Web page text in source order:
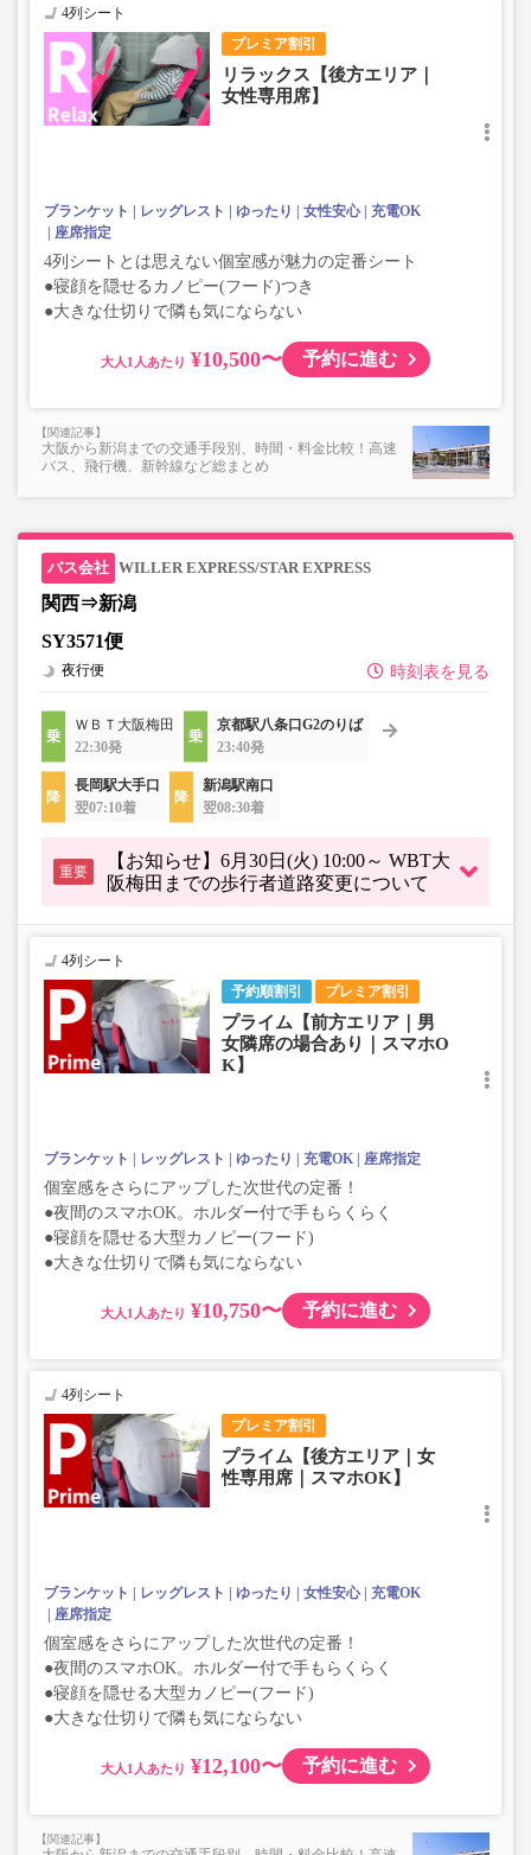
プレミア割引
4列シート
リラックス【後方エリア｜
女性専用席】
ブランケット レッグレスト ゆったり 女性安心
充電OK
座席指定
4列シートとは思えない個室感が魅力の定番シート
●寝顔を隠せるカノピー(フード)つき
●大きな仕切りで隣も気にならない
大人 ¥10,500〜 予約に進む
大阪から新潟までの交通手段別、時間・料金比較！高速
バス、飛行機、新幹線など総まとめ
WILLER EXPRESS/STAR EXPRESS
関西⇒新潟
SY3571便
時刻表を見る
夜行便
ＷＢＴ大阪梅田
22:30発
京都駅八条口G2のりば
23:40発
長岡駅大手口
翌07:10着
新潟駅南口
翌08:30着
重要
【お知らせ】6月30日(火) 10:00～ WBT大
阪梅田までの歩行者道路変更について
予約順割引 プレミア割引
4列シート
プライム【前方エリア｜男
女隣席の場合あり｜スマホO
K】
ブランケット レッグレスト ゆったり 充電OK 座席指定
個室感をさらにアップした次世代の定番！
●夜間のスマホOK。ホルダー付で手もらくらく
●寝顔を隠せる大型カノピー(フード)
●大きな仕切りで隣も気にならない
大人 ¥10,750〜 予約に進む
プレミア割引
4列シート
プライム【後方エリア｜女
性専用席｜スマホOK】
ブランケット レッグレスト ゆったり 女性安心
充電OK
座席指定
個室感をさらにアップした次世代の定番！
●夜間のスマホOK。ホルダー付で手もらくらく
●寝顔を隠せる大型カノピー(フード)
●大きな仕切りで隣も気にならない
大人 ¥12,100〜 予約に進む